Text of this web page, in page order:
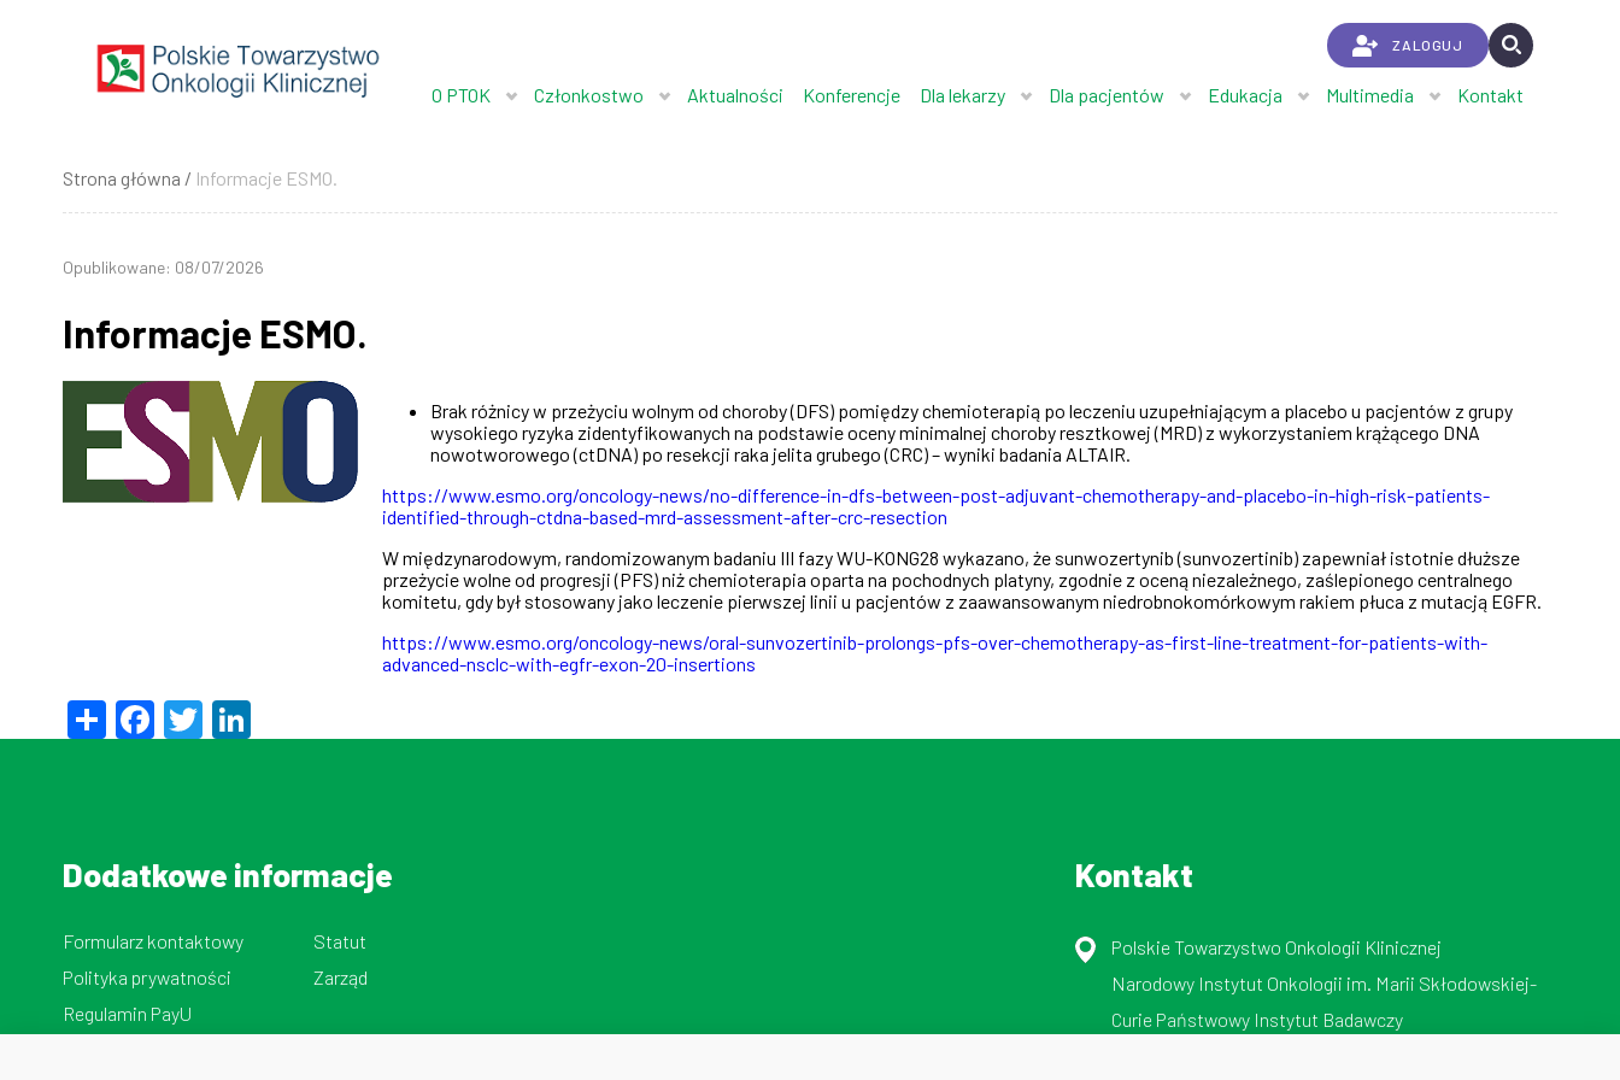
ZALOGUJ
O PTOK Członkostwo Aktualności Konferencje Dla lekarzy Dla pacjentów Edukacja Multimedia Kontakt
Ścieżka
nawigacyjna
Strona główna Informacje ESMO.
Opublikowane: 08/07/2026
Informacje ESMO.
Brak różnicy w przeżyciu wolnym od choroby (DFS) pomiędzy chemioterapią po leczeniu uzupełniającym a placebo u pacjentów z grupy
wysokiego ryzyka zidentyfikowanych na podstawie oceny minimalnej choroby resztkowej (MRD) z wykorzystaniem krążącego DNA
nowotworowego (ctDNA) po resekcji raka jelita grubego (CRC) – wyniki badania ALTAIR.
https://www.esmo.org/oncology-news/no-difference-in-dfs-between-post-adjuvant-chemotherapy-and-placebo-in-high-risk-patients-
identified-through-ctdna-based-mrd-assessment-after-crc-resection
W międzynarodowym, randomizowanym badaniu III fazy WU-KONG28 wykazano, że sunwozertynib (sunvozertinib) zapewniał istotnie dłuższe
przeżycie wolne od progresji (PFS) niż chemioterapia oparta na pochodnych platyny, zgodnie z oceną niezależnego, zaślepionego centralnego
komitetu, gdy był stosowany jako leczenie pierwszej linii u pacjentów z zaawansowanym niedrobnokomórkowym rakiem płuca z mutacją EGFR.
https://www.esmo.org/oncology-news/oral-sunvozertinib-prolongs-pfs-over-chemotherapy-as-first-line-treatment-for-patients-with-
advanced-nsclc-with-egfr-exon-20-insertions
ShareFacebook
Twitter
Dodatkowe informacje
Formularz kontaktowy
Polityka prywatności
Regulamin PayU
Statut
Zarząd
Kontakt
Polskie Towarzystwo Onkologii Klinicznej
Narodowy Instytut Onkologii im. Marii Skłodowskiej-
Curie Państwowy Instytut Badawczy